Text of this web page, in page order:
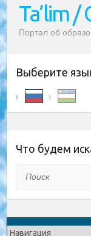
Ta’lim
Портал об
Выберите
Что будем